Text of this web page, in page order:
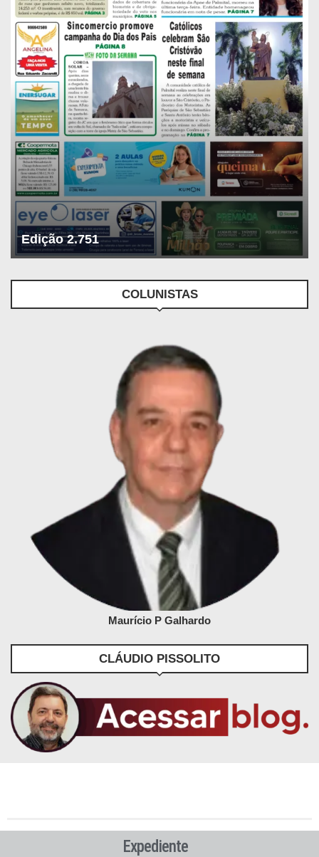
Edição 2.751
COLUNISTAS
Maurício P Galhardo
CLÁUDIO PISSOLITO
Expediente